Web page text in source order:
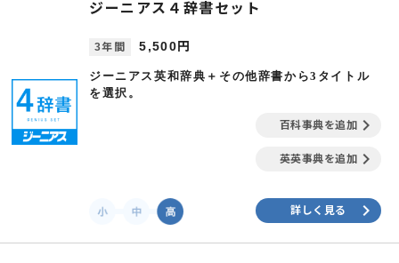
ジーニアス４辞書セット
3年間 5,500円
ジーニアス英和辞典＋その他辞書から3タイトル
を選択。
百科事典を追加keyboard_arrow_right
英英事典を追加keyboard_arrow_right
詳しく見る keyboard_arrow_right